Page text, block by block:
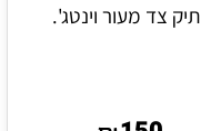
תיק צד מעור וינטג'.